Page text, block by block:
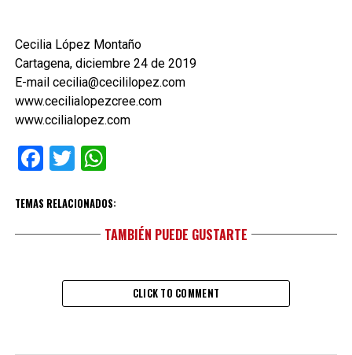
Cecilia López Montaño
Cartagena, diciembre 24 de 2019
E-mail cecilia@cecililopez.com
www.cecilialopezcree.com
www.ccilialopez.com
Facebook
TwitterWhatsApp
TEMAS RELACIONADOS:
TAMBIÉN PUEDE GUSTARTE
CLICK TO COMMENT